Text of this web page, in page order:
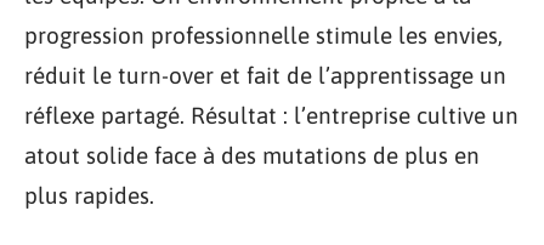
progression professionnelle stimule les envies,
réduit le turn-over et fait de l’apprentissage un
réflexe partagé. Résultat : l’entreprise cultive un
atout solide face à des mutations de plus en
plus rapides.